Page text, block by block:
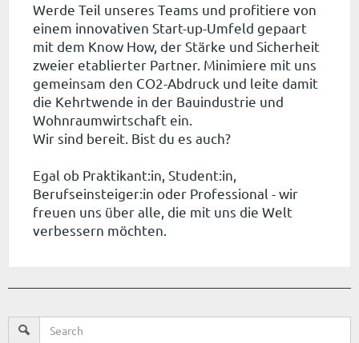
Werde Teil unseres Teams und profitiere von
einem innovativen Start-up-Umfeld gepaart
mit dem Know How, der Stärke und Sicherheit
zweier etablierter Partner. Minimiere mit uns
gemeinsam den CO2-Abdruck und leite damit
die Kehrtwende in der Bauindustrie und
Wohnraumwirtschaft ein.
Wir sind bereit. Bist du es auch?
Egal ob Praktikant:in, Student:in,
Berufseinsteiger:in oder Professional - wir
freuen uns über alle, die mit uns die Welt
verbessern möchten.